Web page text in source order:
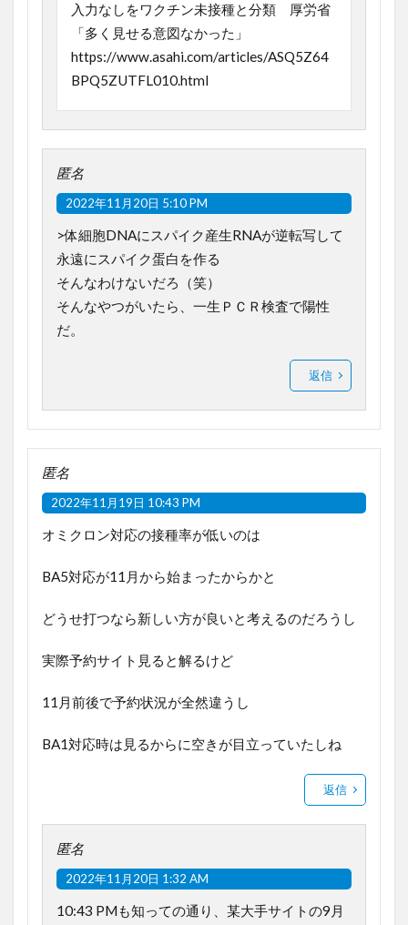
入力なしをワクチン未接種と分類 厚労省
「多く見せる意図なかった」
https://www.asahi.com/articles/ASQ5Z64
BPQ5ZUTFL010.html
匿名
2022年11月20日 5:10 PM
>体細胞DNAにスパイク産生RNAが逆転写して
永遠にスパイク蛋白を作る
そんなわけないだろ（笑）
そんなやつがいたら、一生ＰＣＲ検査で陽性
だ。
返信
匿名
2022年11月19日 10:43 PM
オミクロン対応の接種率が低いのは
BA5対応が11月から始まったからかと
どうせ打つなら新しい方が良いと考えるのだろうし
実際予約サイト見ると解るけど
11月前後で予約状況が全然違うし
BA1対応時は見るからに空きが目立っていたしね
返信
匿名
2022年11月20日 1:32 AM
10:43 PMも知っての通り、某大手サイトの9月